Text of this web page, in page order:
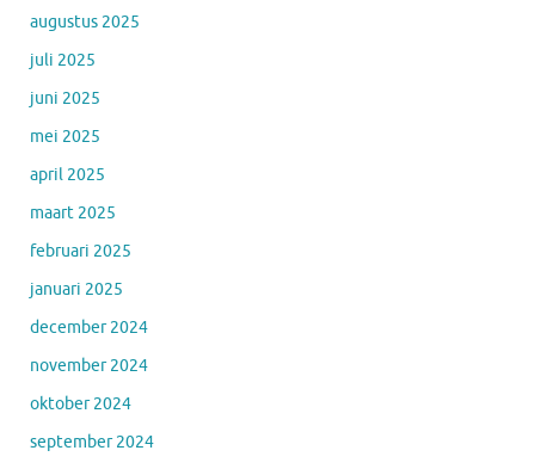
augustus 2025
juli 2025
juni 2025
mei 2025
april 2025
maart 2025
februari 2025
januari 2025
december 2024
november 2024
oktober 2024
september 2024